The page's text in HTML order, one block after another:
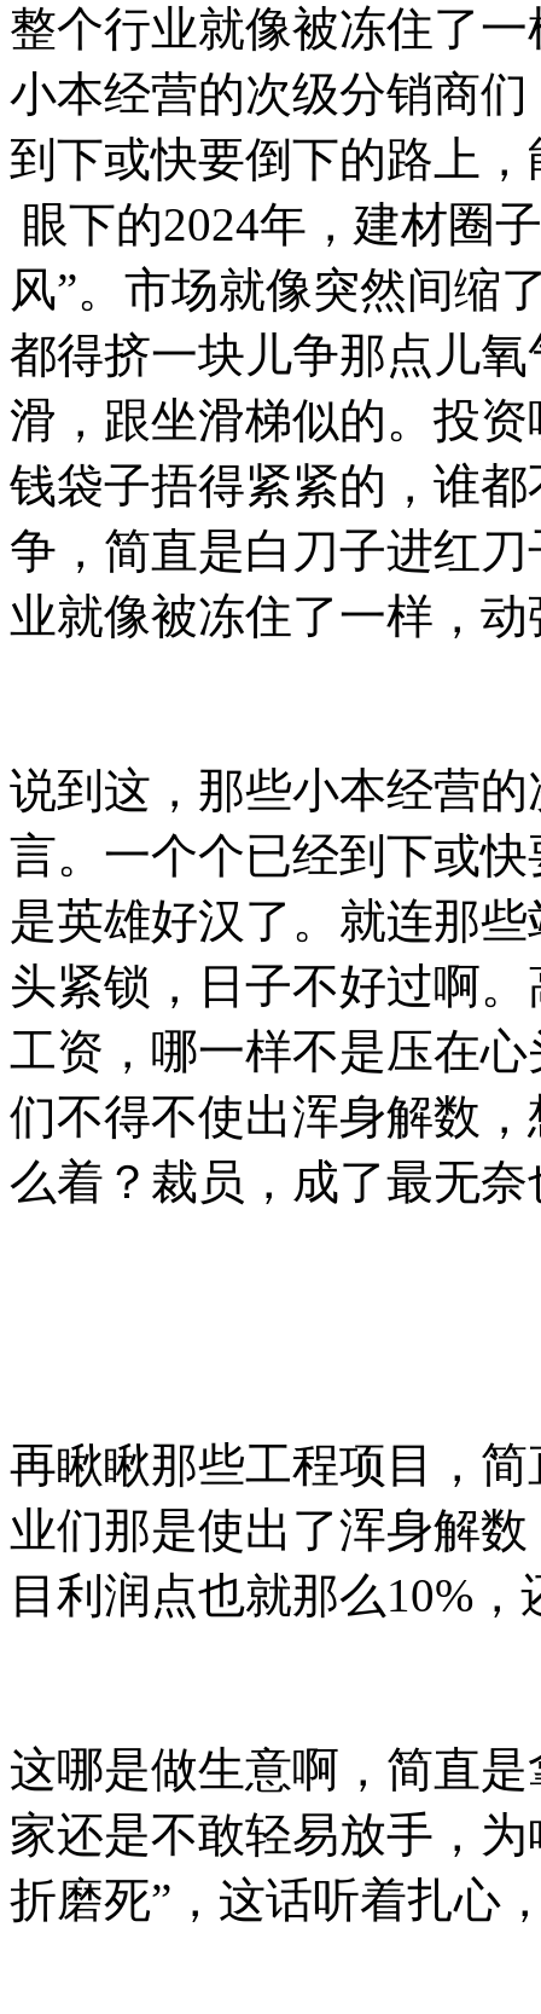
整个行业就像被冻住了
小本经营的次级分销商
到下或快要倒下的路上，
眼下的2024年，建材圈
风”。市场就像突然间缩
都得挤一块儿争那点儿
滑，跟坐滑梯似的。投
钱袋子捂得紧紧的，谁
争，简直是白刀子进红
业就像被冻住了一样，
说到这，那些小本经营
言。一个个已经到下或
是英雄好汉了。就连那
头紧锁，日子不好过啊
工资，哪一样不是压在
们不得不使出浑身解数
么着？裁员，成了最无
再瞅瞅那些工程项目，
业们那是使出了浑身解
目利润点也就那么10%
这哪是做生意啊，简直
家还是不敢轻易放手，
折磨死”，这话听着扎心